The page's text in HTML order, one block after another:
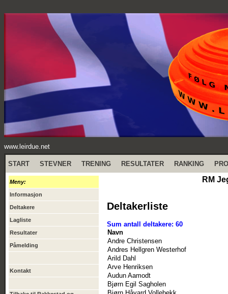
www.leirdue.net
START STEVNER TRENING RESULTATER RANKING
Meny:
Informasjon
Deltakere
Lagliste
Resultater
Påmelding
Kontakt
RM
Deltakerliste
Sum antall deltakere: 60
Navn
Andre Christensen
Andres Hellgren Westerhof
Arild Dahl
Arve Henriksen
Audun Aamodt
Bjørn Egil Sagholen